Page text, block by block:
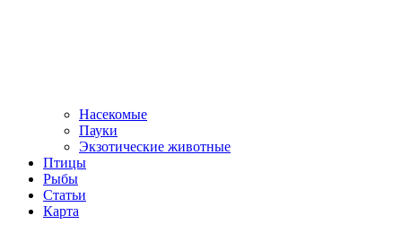
Насекомые
Пауки
Экзотические животные
Птицы
Рыбы
Статьи
Карта